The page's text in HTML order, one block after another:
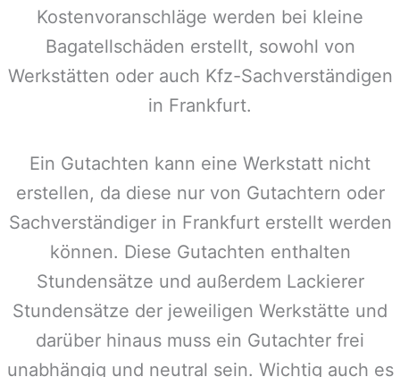
Kostenvoranschläge werden bei kleine
Bagatellschäden erstellt, sowohl von
Werkstätten oder auch Kfz-Sachverständigen
in Frankfurt.
Ein Gutachten kann eine Werkstatt nicht
erstellen, da diese nur von Gutachtern oder
Sachverständiger in Frankfurterstellt werden
können. Diese Gutachten enthalten
Stundensätze und außerdem Lackierer
Stundensätze der jeweiligen Werkstätte und
darüber hinaus muss ein Gutachter frei
unabhängig und neutral sein. Wichtig auch es